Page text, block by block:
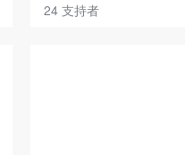
24 支持者